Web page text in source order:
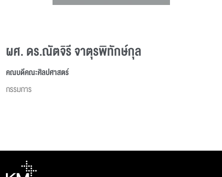
ผศ. ดร.ณัตจิรี จาตุรพิทักษ์กุล
คณบดีคณะศิลปศาสตร์
กรรมการ